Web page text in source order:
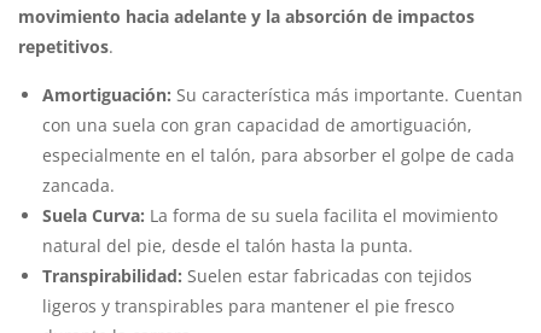
movimiento hacia adelante y la absorción de impactos
repetitivos.
Amortiguación: Su característica más importante. Cuentan
con una suela con gran capacidad de amortiguación,
especialmente en el talón, para absorber el golpe de cada
zancada.
Suela Curva: La forma de su suela facilita el movimiento
natural del pie, desde el talón hasta la punta.
Transpirabilidad: Suelen estar fabricadas con tejidos
ligeros y transpirables para mantener el pie fresco